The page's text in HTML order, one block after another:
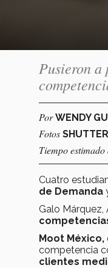
Pusieron a
PorWENDY
Fotos
Tiempo
Cuatro
de Demanda
Galo
Moot México,
competencia
clientes